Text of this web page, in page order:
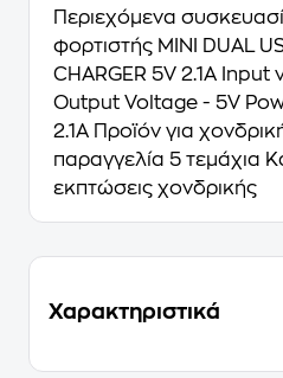
Περιεχόμενα
φορτιστής MINI DUAL
CHARGER 5V 2.1A
Output Voltage - 5V
2.1A Προϊόν για
παραγγελία 5 τεμάχια
εκπτώσεις χονδρικής
Χαρακτηριστικά